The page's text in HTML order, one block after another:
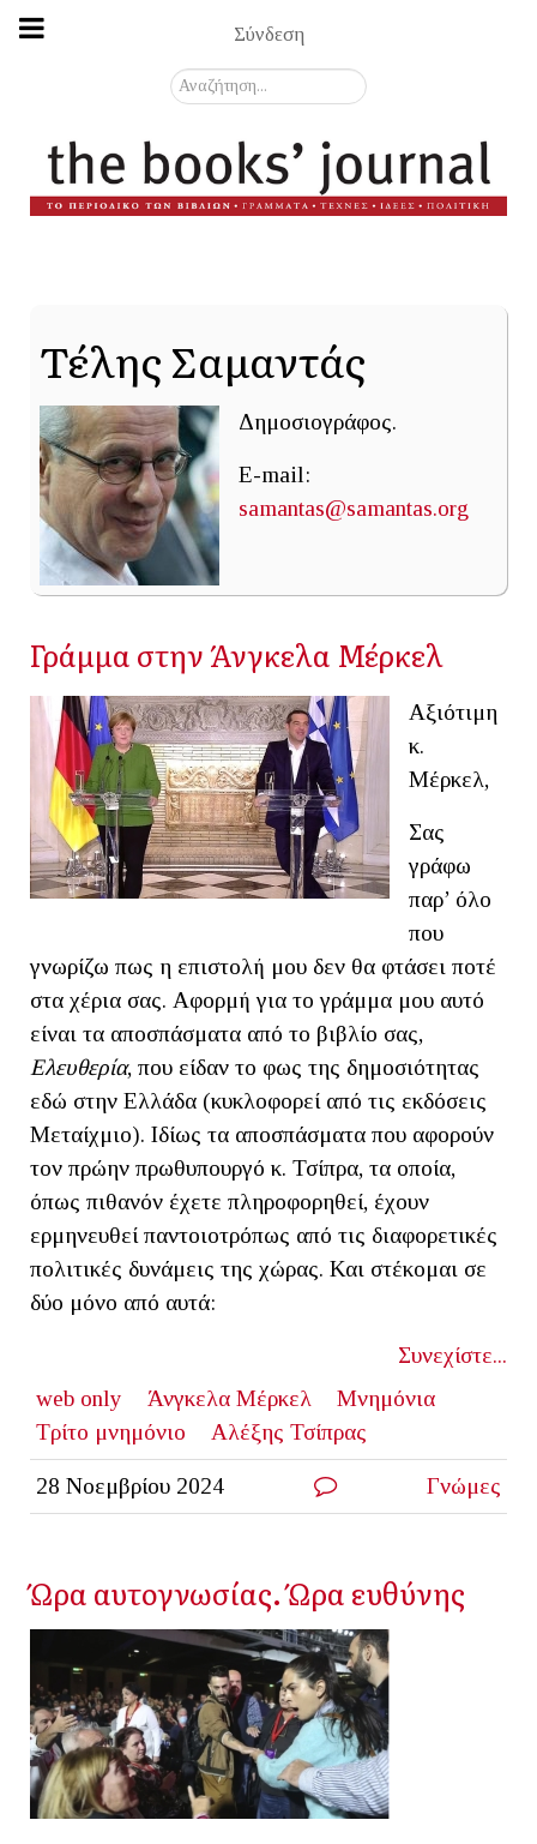
Σύνδεση
Αναζήτηση...
Τέλης Σαμαντάς
Δημοσιογράφος.
E-mail:
samantas@samantas.org
Γράμμα στην Άνγκελα Μέρκελ
Αξιότιμη
κ.
Μέρκελ,
Σας
γράφω
παρ’ όλο
που
γνωρίζω πως η επιστολή μου δεν θα φτάσει ποτέ
στα χέρια σας. Αφορμή για το γράμμα μου αυτό
είναι τα αποσπάσματα από το βιβλίο σας,
Ελευθερία, που είδαν το φως της δημοσιότητας
εδώ στην Ελλάδα (κυκλοφορεί από τις εκδόσεις
Μεταίχμιο). Ιδίως τα αποσπάσματα που αφορούν
τον πρώην πρωθυπουργό κ. Τσίπρα, τα οποία,
όπως πιθανόν έχετε πληροφορηθεί, έχουν
ερμηνευθεί παντοιοτρόπως από τις διαφορετικές
πολιτικές δυνάμεις της χώρας. Και στέκομαι σε
δύο μόνο από αυτά:
Συνεχίστε...
web only
Άνγκελα Μέρκελ
Μνημόνια
Τρίτο μνημόνιο
Αλέξης Τσίπρας
28 Νοεμβρίου 2024 Γνώμες
Ώρα αυτογνωσίας. Ώρα ευθύνης